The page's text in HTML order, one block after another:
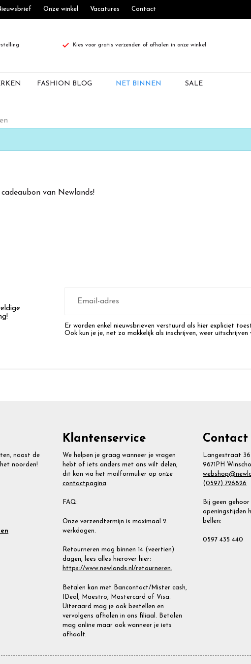
Onze winkel Vacatures Contact
Kies voor gratis verzenden of afhalen in onze winkel
FASHION BLOG NET BINNEN SALE
van Newlands!
mailadres
Er worden enkel nieuwsbrieven verstuurd als hier expliciet
Ook kun je je, net zo makkelijk als inschrijven, weer uitschrijven
naast de
noorden!
Klantenservice
We helpen je graag wanneer je vragen
hebt of iets anders met ons wilt delen,
dit kan via het mailformulier op onze
contactpagina.
FAQ:
Onze verzendtermijn is maximaal 2
werkdagen.
Retourneren mag binnen 14 (veertien)
dagen, lees alles hierover hier:
https://www.newlands.nl/retourneren.
Betalen kan met Bancontact/Mister cash,
IDeal, Maestro, Mastercard of Visa.
Uiteraard mag je ook bestellen en
vervolgens afhalen in ons filiaal. Betalen
mag online maar ook wanneer je iets
afhaalt.
Contact
Langestraat 36
9671PH
(0597) 726826
Bij geen
openingstijden
bellen:
0597 435 440